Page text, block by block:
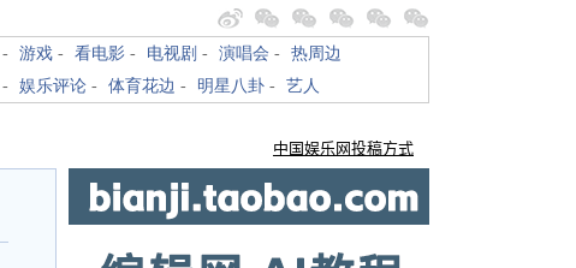
- 游戏 - 看电影 - 电视剧 - 演唱会 - 热周边
- 娱乐评论 - 体育花边 - 明星八卦 - 艺人